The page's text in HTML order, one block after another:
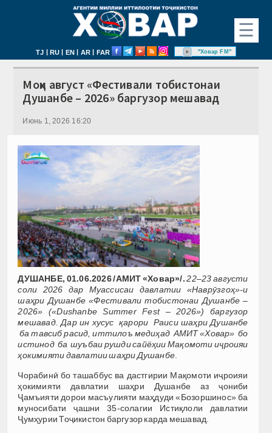
☰
TJ | RU | EN | AR | FAR "Ховар FM"
Моҳи август «Фестивали тобистонаи
Душанбе – 2026» баргузор мешавад
Июнь 1, 2026 16:20
ДУШАНБЕ, 01.06.2026 /АМИТ «Ховар»/. 22–23 августи
соли 2026 дар Муассисаи давлатии «Наврӯзгоҳ»-и
шаҳри Душанбе «Фестивали тобистонаи Душанбе –
2026» («Dushanbe Summer Fest – 2026») баргузор
мешавад. Дар ин хусус қарори Раиси шаҳри Душанбе
ба тавсиб расид, иттилоъ медиҳад АМИТ «Ховар» бо
истинод ба шуъбаи рушди сайёҳии Мақомоти иҷроияи
ҳокимияти давлатии шаҳри Душанбе
Чорабинӣ бо ташаббус ва дастгирии Мақомоти иҷроияи
ҳокимияти давлатии шаҳри Душанбе аз ҷониби
Ҷамъияти дорои масъулияти маҳдуди «Бозоршинос» ба
муносибати ҷашни 35-солагии Истиқлоли давлатии
Ҷумҳурии Тоҷикистон баргузор карда мешавад.